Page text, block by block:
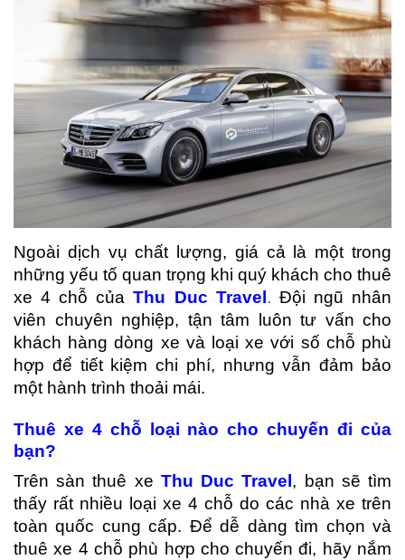
Ngoài dịch vụ chất lượng, giá cả là một trong
những yếu tố quan trọng khi quý khách cho thuê
xe 4 chỗ củaThu Duc Travel. Đội ngũ nhân
viên chuyên nghiệp, tận tâm luôn tư vấn cho
khách hàng dòng xe và loại xe với số chỗ phù
hợp để tiết kiệm chi phí, nhưng vẫn đảm bảo
một hành trình thoải mái.
Thuê xe 4 chỗ loại nào cho chuyến đi của
bạn?
Trên sàn thuê xe Thu Duc Travel, bạn sẽ tìm
thấy rất nhiều loại xe 4 chỗ do các nhà xe trên
toàn quốc cung cấp. Để dễ dàng tìm chọn và
thuê xe 4 chỗ phù hợp cho chuyến đi, hãy nắm